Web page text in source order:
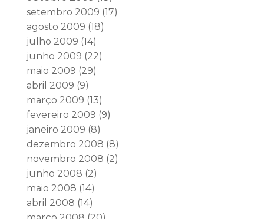
setembro 2009 (17)
agosto 2009 (18)
julho 2009 (14)
junho 2009 (22)
maio 2009 (29)
abril 2009 (9)
março 2009 (13)
fevereiro 2009 (9)
janeiro 2009 (8)
dezembro 2008 (8)
novembro 2008 (2)
junho 2008 (2)
maio 2008 (14)
abril 2008 (14)